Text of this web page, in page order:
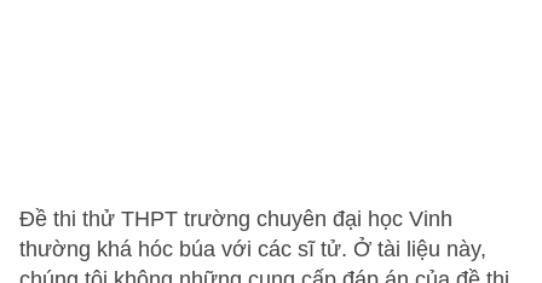
Đề thi thử THPT trường chuyên đại học Vinh
thường khá hóc búa với các sĩ tử. Ở tài liệu này,